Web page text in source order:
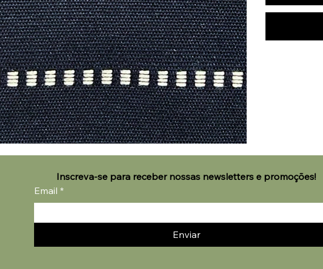
Inscreva-se para receber nossas newsletters e promoções!
Email *
Enviar